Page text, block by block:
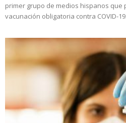
primer grupo de medios hispanos que
vacunación obligatoria contra COVID-